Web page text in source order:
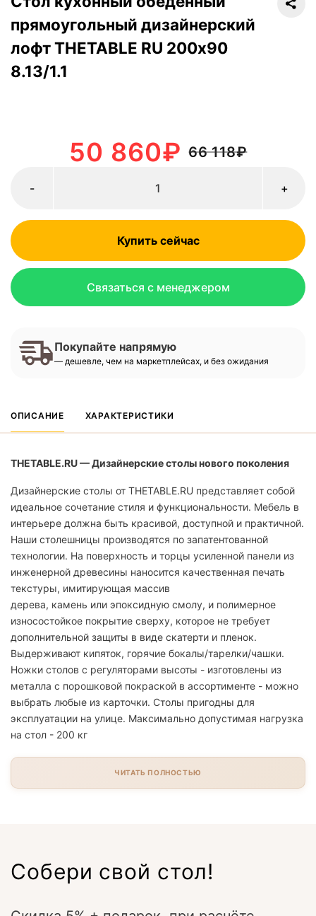
прямоугольный дизайнерский
лофт THETABLE RU 200х90
8.13/1.1
66 118₽
50 860₽
+
-
Купить сейчас
Связаться с менеджером
Покупайте напрямую
— дешевле, чем на маркетплейсах, и без ожидания
ОПИСАНИЕ ХАРАКТЕРИСТИКИ
THETABLE.RU — Дизайнерские столы нового поколения
Дизайнерские столы от THETABLE.RU представляет собой
идеальное сочетание стиля и функциональности. Мебель в
интерьере должна быть красивой, доступной и практичной.
Наши столешницы производятся по запатентованной
технологии. На поверхность и торцы усиленной панели из
инженерной древесины наносится качественная печать
текстуры, имитирующая массив
дерева, камень или эпоксидную смолу, и полимерное
износостойкое покрытие сверху, которое не требует
дополнительной защиты в виде скатерти и пленок.
Выдерживают кипяток, горячие бокалы/тарелки/чашки.
Ножки столов с регуляторами высоты - изготовлены из
металла с порошковой покраской в ассортименте - можно
выбрать любые из карточки. Столы пригодны для
эксплуатации на улице. Максимально допустимая нагрузка
на стол - 200 кг
ЧИТАТЬ ПОЛНОСТЬЮ
Собери свой стол!